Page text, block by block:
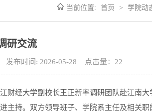
当前位置: 首页 > 学院动
研交流
布时间: 2026-05-28 点击量： 22
财经大学副校长王正新率调研团队赴江南大
主持。双方领导班子、学院系主任及相关职